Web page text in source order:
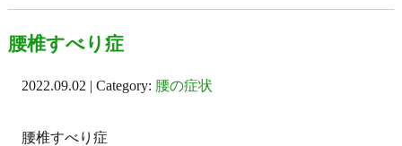
腰椎すべり症
2022.09.02 | Category: 腰の症状
腰椎すべり症